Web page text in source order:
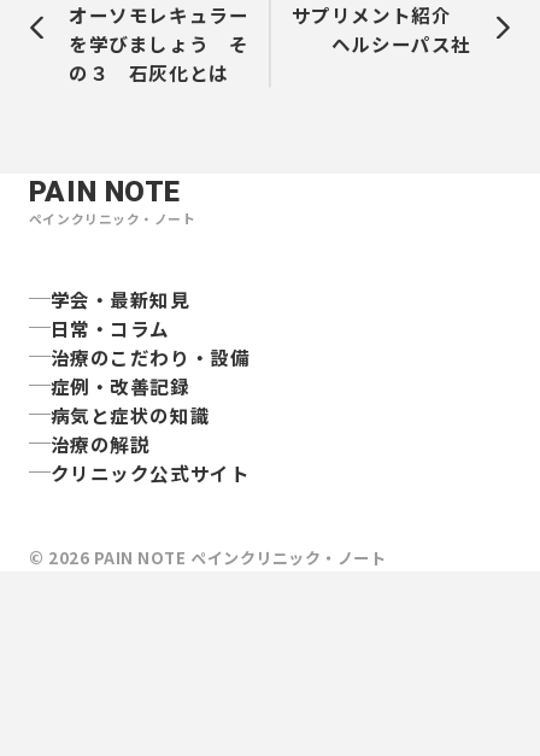
オーソモレキュラー
を学びましょう そ
の３ 石灰化とは
サプリメント紹介
ヘルシーパス社
PAIN NOTE
ペインクリニック・ノート
学会・最新知見
日常・コラム
治療のこだわり・設備
症例・改善記録
病気と症状の知識
治療の解説
クリニック公式サイト
© 2026 PAIN NOTE ペインクリニック・ノート